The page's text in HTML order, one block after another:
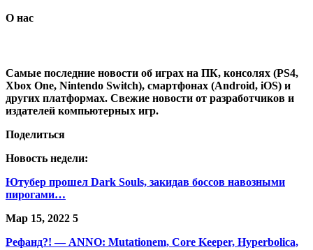
О нас
Самые последние новости об играх на ПК, консолях (PS4,
Xbox One, Nintendo Switch), смартфонах (Android, iOS) и
других платформах. Свежие новости от разработчиков и
издателей компьютерных игр.
Поделиться
Новость недели:
Ютубер прошел Dark Souls, закидав боссов навозными
пирогами…
Мар 15, 2022 5
Рефанд?! — ANNO: Mutationem, Core Keeper, Hyperbolica,